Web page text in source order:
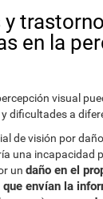
y
en la
visual
dificultades a
de visión por
una incapacidad
undaño en el
envían la